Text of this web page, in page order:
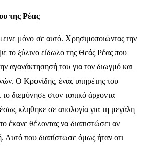
της Ρέας
μόνο σε αυτό. Χρησιμοποιώντας την
το ξύλινο είδωλο της Θεάς Ρέας που
αγανάκτησησή του για τον διωγμό και
Ο Κρονίδης, ένας υπηρέτης του
διεμύνησε στον τοπικό άρχοντα
κληθηκε σε απολογία για τη μεγάλη
έκανε θέλοντας να διαπιστώσει αν
Αυτό που διαπίστωσε όμως ήταν οτι